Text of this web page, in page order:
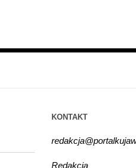
KONTAKT
Redakcja